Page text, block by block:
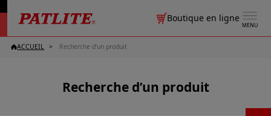
MENU
Boutique en ligne
ACCUEIL Recherche d’un produit
Recherche d’un produit